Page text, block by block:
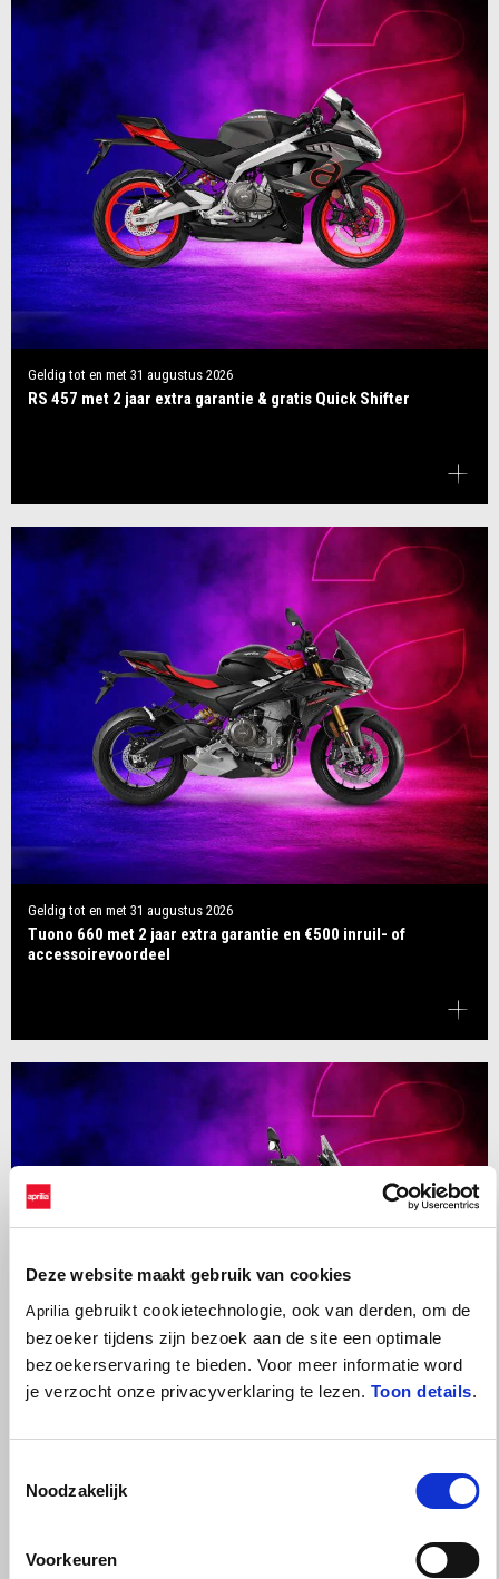
Deze website maakt gebruik van cookies
Aprilia gebruikt cookietechnologie, ook van derden, om de
bezoeker tijdens zijn bezoek aan de site een optimale
bezoekerservaring te bieden. Voor meer informatie word
je verzocht onze privacyverklaring te lezen. Toon details.
Noodzakelijk
Voorkeuren
Geldig tot en met 31 augustus 2026
RS 457 met 2 jaar extra garantie & gratis Quick Shifter
Geldig tot en met 31 augustus 2026
Tuono 660 met 2 jaar extra garantie en €500 inruil- of
accessoirevoordeel
accessoirevoordeel